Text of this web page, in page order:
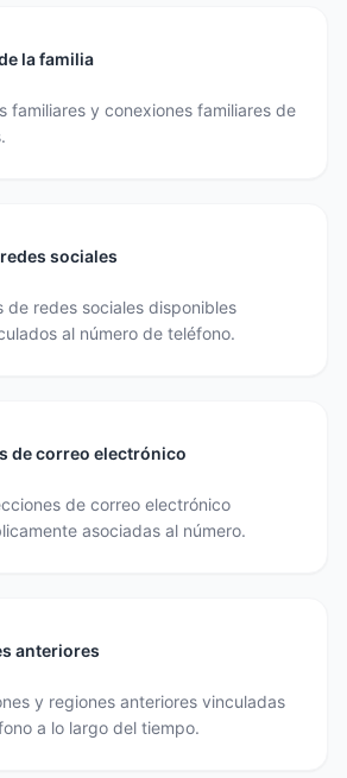
la familia
familiares y conexiones familiares de
sociales
de redes sociales disponibles
al número de teléfono.
de correo electrónico
de correo electrónico
asociadas al número.
anteriores
y regiones anteriores vinculadas
a lo largo del tiempo.